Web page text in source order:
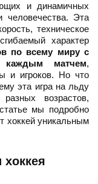
и динамичных
человечества. Эта
техническое
характер
по всему миру с
каждым матчем,
и игроков. Но что
эта игра на льду
возрастов,
мы подробно
хоккей уникальным
хоккея